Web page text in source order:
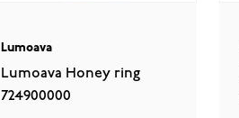
Lumoava
Lumoava Honey ring
724900000